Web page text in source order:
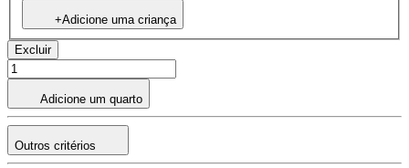
+Adicione uma criança
Excluir
Adicione um quarto
Outros critérios